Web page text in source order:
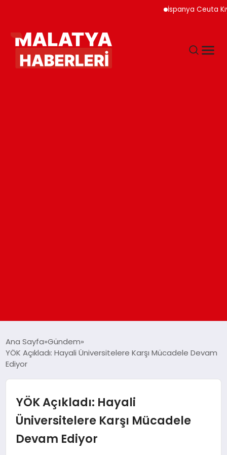
İspanya Ceuta
GÜNDEM
DÜNYA
EĞITIM
Ana Sayfa Gündem
YÖK Açıkladı: Hayali Üniversitelere Karşı Mücadele Devam
Ediyor
YÖK Açıkladı: Hayali
Üniversitelere Karşı Mücadele
Devam Ediyor